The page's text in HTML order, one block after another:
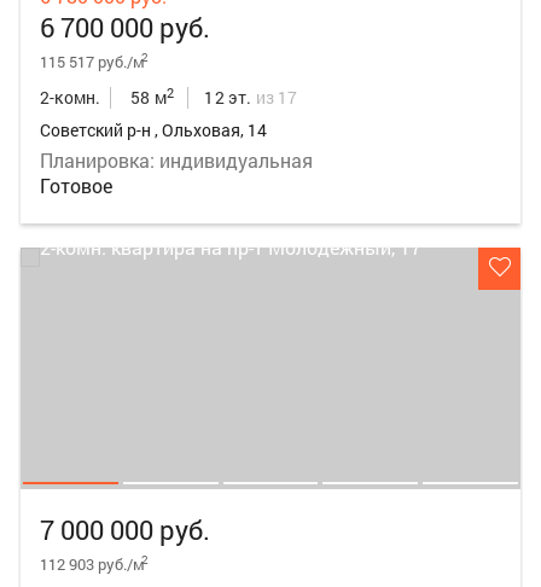
6 700 000 руб.
115 517 руб./м2
2-комн. 58 м2 12 эт. из 17
Советский р-н , Ольховая, 14
Планировка: индивидуальная
Готовое
7 000 000 руб.
112 903 руб./м2